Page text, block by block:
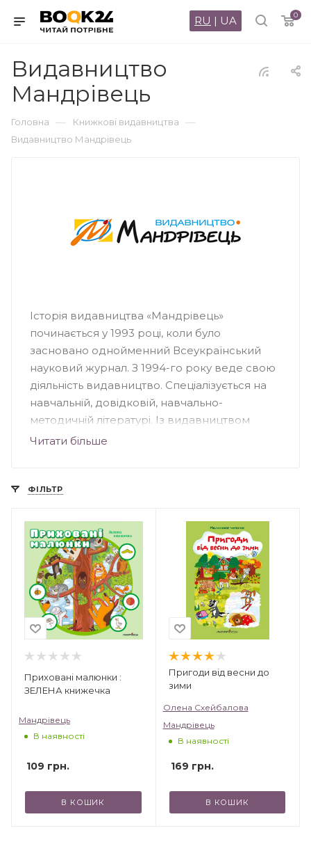
0
RU | UA
Видавництво
Мандрівець
Головна — Книжкові видавництва —
Видавництво Мандрівець
Історія видавництва «Мандрівець»
починається у 1993 році, коли було
засновано однойменний Всеукраїнський
науковий журнал. З 1994-го року веде свою
діяльність видавництво. Спеціалізується на
навчальній, довідковій, навчально-
методичній літературі. Із видавництвом
співпрацюють автори – відомі науковці,
вихователів, педагогів дошкільних
загальноосвітніх шкіл, студентів і науковців.
Книги – лідери продажу видавництва
«Мандрівець»: «Вартові мрій», «Прокляття
інших», «Сни з колодязя», «Шепіт сосен»,
«П’ятеро, як один», серія видань про кота
Інжира.
Читати більше
ФІЛЬТР
Приховані малюнки :
ЗЕЛЕНА книжечка
Мандрівець
В наявності
109 грн.
В КОШИК
Пригоди від весни до
зими
Олена Схейбалова
Мандрівець
В наявності
169 грн.
В КОШИК